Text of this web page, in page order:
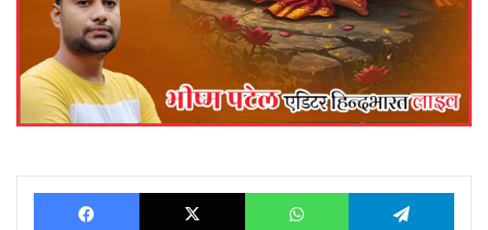
Facebook X WhatsApp